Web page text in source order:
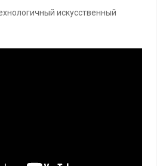
искусственный